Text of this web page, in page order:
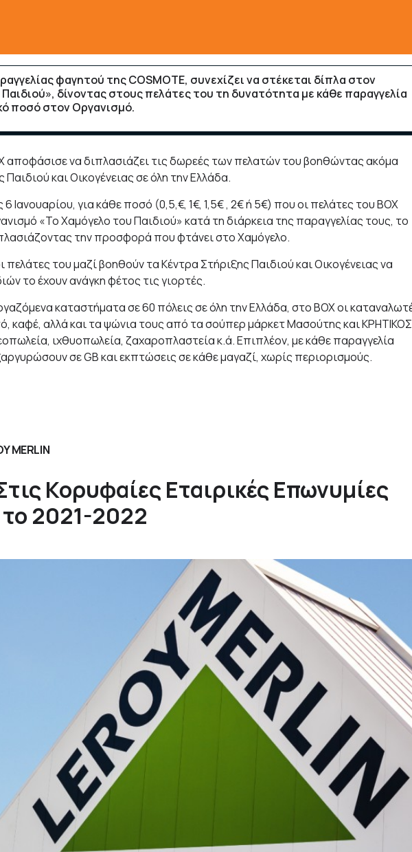
φαγητού της COSMOTE, συνεχίζει να στέκεται δίπλα στον
δίνοντας στους πελάτες του τη δυνατότητα με κάθε παραγγελία
ποσό στον Oργανισμό.
αποφάσισε να διπλασιάζει τις δωρεές των πελατών του βοηθώντας ακόμα
και Οικογένειας σε όλη την Ελλάδα.
6 Ιανουαρίου, για κάθε ποσό (0,5,€, 1€, 1,5€ , 2€ ή 5€) που οι πελάτες του ΒΟΧ
«Το Χαμόγελο του Παιδιού» κατά τη διάρκεια της παραγγελίας τους, το
την προσφορά που φτάνει στο Χαμόγελο.
του μαζί βοηθούν τα Κέντρα Στήριξης Παιδιού και Οικογένειας να
το έχουν ανάγκη φέτος τις γιορτές.
καταστήματα σε 60 πόλεις σε όλη την Ελλάδα, στο ΒΟΧ οι
καφέ, αλλά και τα ψώνια τους από τα σούπερ μάρκετ Μασούτης και
ιχθυοπωλεία, ζαχαροπλαστεία κ.ά. Επιπλέον, με κάθε παραγγελία
σε GB και εκπτώσεις σε κάθε μαγαζί, χωρίς περιορισμούς.
MERLIN
Κορυφαίες Εταιρικές Επωνυμίες
το 2021-2022